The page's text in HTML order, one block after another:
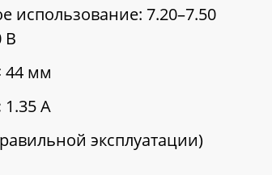
использование: 7.20–7.50
В
44 мм
1.35 А
эксплуатации)